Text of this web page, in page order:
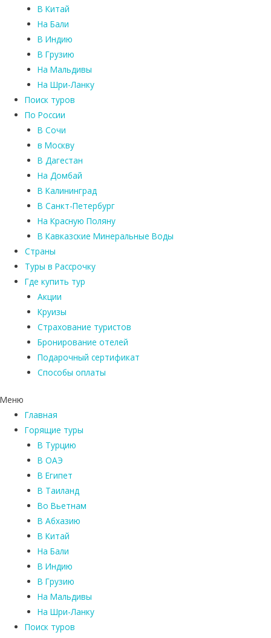
В Китай
На Бали
В Индию
В Грузию
На Мальдивы
На Шри-Ланку
Поиск туров
По России
В Сочи
в Москву
В Дагестан
На Домбай
В Калининград
В Санкт-Петербург
На Красную Поляну
В Кавказские Минеральные Воды
Страны
Туры в Рассрочку
Где купить тур
Акции
Круизы
Страхование туристов
Бронирование отелей
Подарочный сертификат
Способы оплаты
Меню
Главная
Горящие туры
В Турцию
В ОАЭ
В Египет
В Таиланд
Во Вьетнам
В Абхазию
В Китай
На Бали
В Индию
В Грузию
На Мальдивы
На Шри-Ланку
Поиск туров